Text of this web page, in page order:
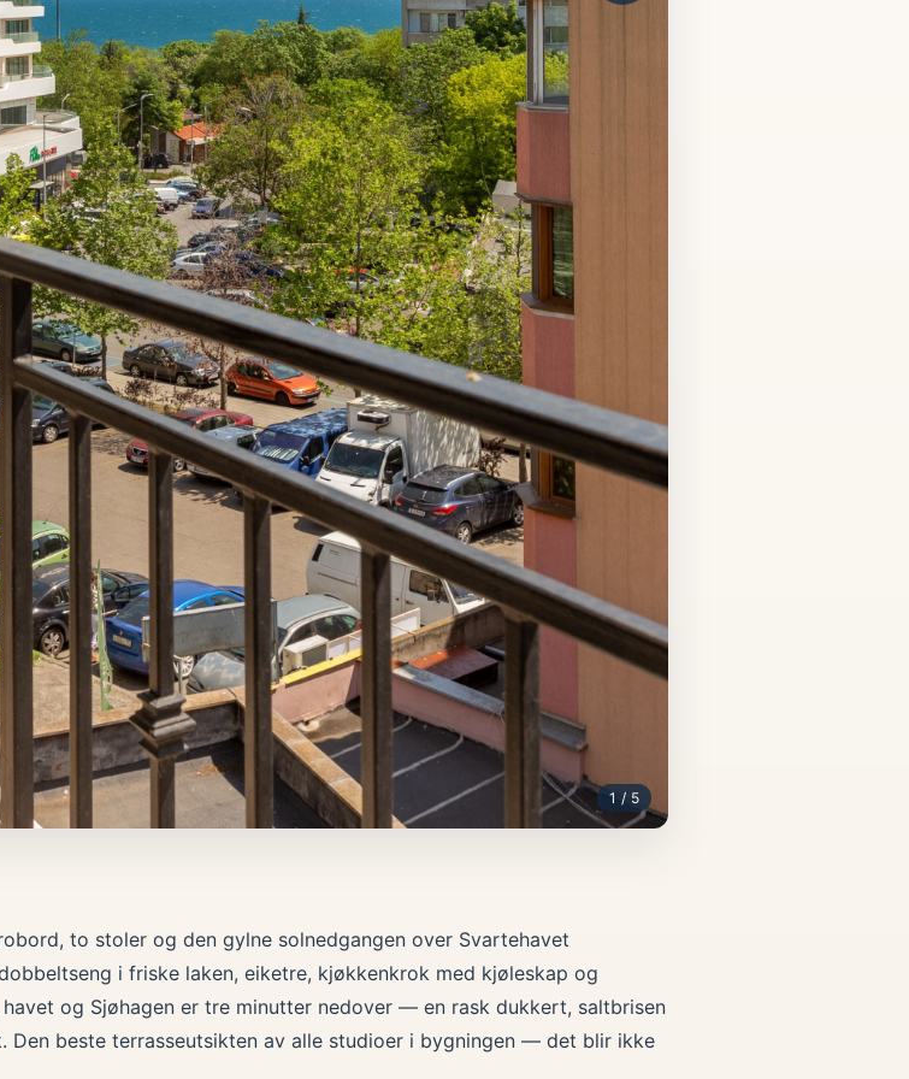
1 / 5
to stoler og den gylne solnedgangen over Svartehavet
i friske laken, eiketre, kjøkkenkrok med kjøleskap og
og Sjøhagen er tre minutter nedover — en rask dukkert, saltbrisen
Den beste terrasseutsikten av alle studioer i bygningen — det blir ikke